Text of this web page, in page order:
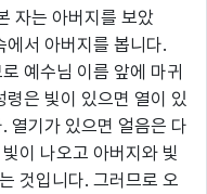
자는 아버지를 보았
에서 아버지를 봅니다.
예수님 이름 앞에 마귀
은 빛이 있으면 열이 있
열기가 있으면 얼음은 다
이 나오고 아버지와 빛
것입니다. 그러므로 오